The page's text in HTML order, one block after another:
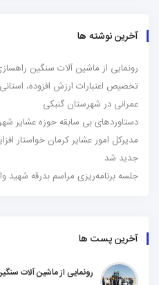
آخرین نوشته ها
رونمایی از ماشین آلات سنگین
تخصیص اعتبارات ارزش افزوده،
عمرانی در شهرستان گنبکی
دستاوردهای بی سابقه حوزه عشایر
مدیرکل امور عشایر کرمان خواستار
جدید شد
جلسه برنامه‌ریزی مراسم بدرقه شهید
آخرین پست ها